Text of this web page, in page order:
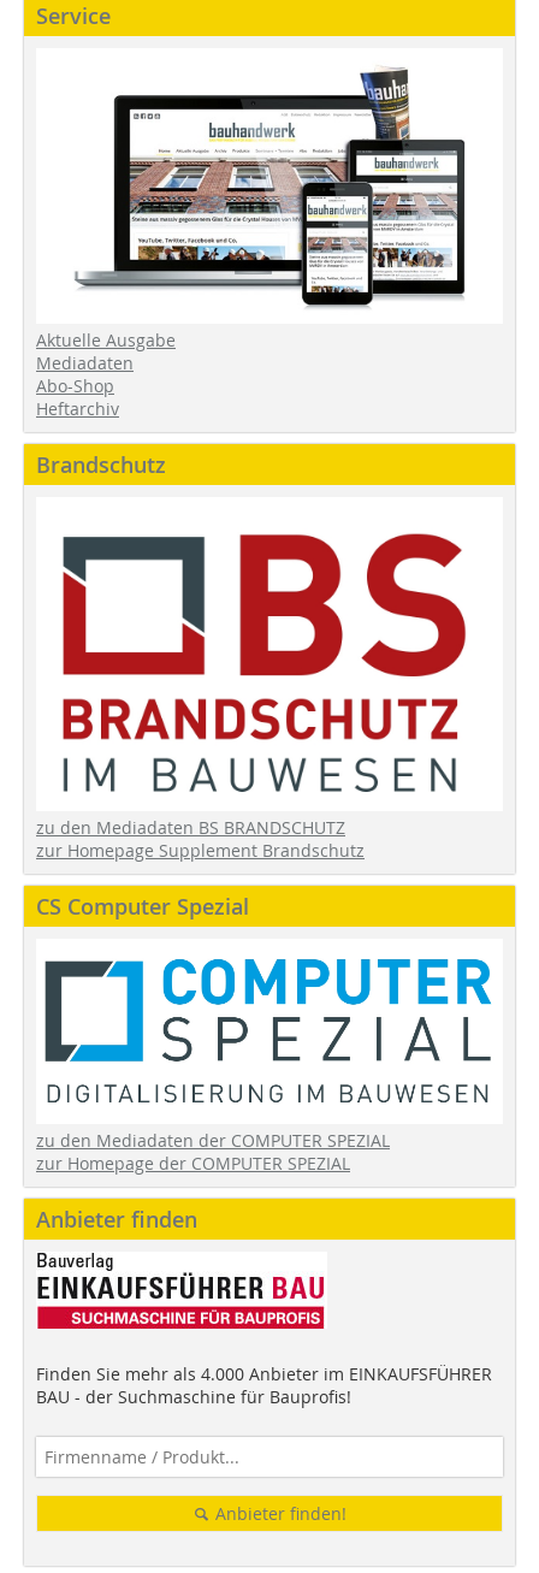
Service
Aktuelle Ausgabe
Mediadaten
Abo-Shop
Heftarchiv
Brandschutz
zu den Mediadaten BS BRANDSCHUTZ
zur Homepage Supplement Brandschutz
CS Computer Spezial
zu den Mediadaten der COMPUTER SPEZIAL
zur Homepage der COMPUTER SPEZIAL
Anbieter finden
Finden Sie mehr als 4.000 Anbieter im EINKAUFSFÜHRER
BAU - der Suchmaschine für Bauprofis!
Anbieter finden!